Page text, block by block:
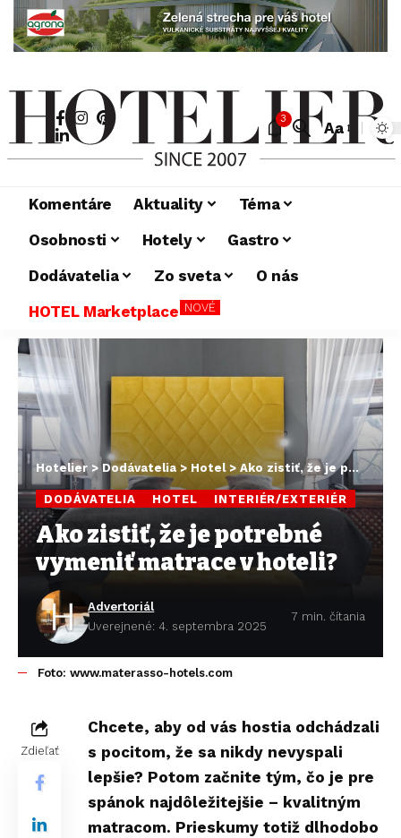
3
Aa
Komentáre Aktuality
Téma
Osobnosti
Hotely
Gastro
Dodávatelia
Zo sveta
O nás
HOTEL Marketplace NOVÉ
Hotelier >Dodávatelia > Hotel> Ako zistiť, že je potrebné vymeniť matrace v hoteli?
DODÁVATELIA HOTEL INTERIÉR/EXTERIÉR
Ako zistiť, že je potrebné
vymeniť matrace v hoteli?
Advertoriál
Uverejnené: 4. septembra 2025
7 min. čítania
Foto: www.materasso-hotels.com
Zdieľať
Chcete, aby od vás hostia odchádzali
s pocitom, že sa nikdy nevyspali
lepšie? Potom začnite tým, čo je pre
spánok najdôležitejšie – kvalitným
matracom. Prieskumy totiž dlhodobo